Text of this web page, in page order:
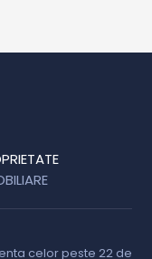
celor peste 22 de